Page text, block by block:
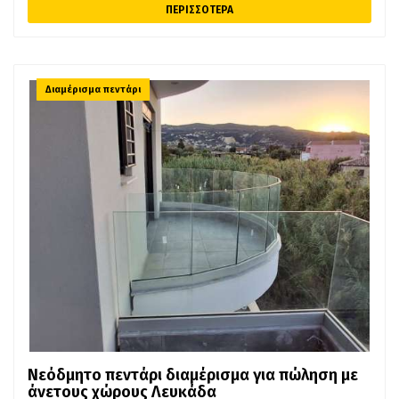
βρίσκεται κοντά σε Μετρό. Το ακίνητο είναι
ΠΕΡΙΣΣΟΤΕΡΑ
Διαμέρισμα πεντάρι
Νεόδμητο πεντάρι διαμέρισμα για πώληση με
άνετους χώρους Λευκάδα